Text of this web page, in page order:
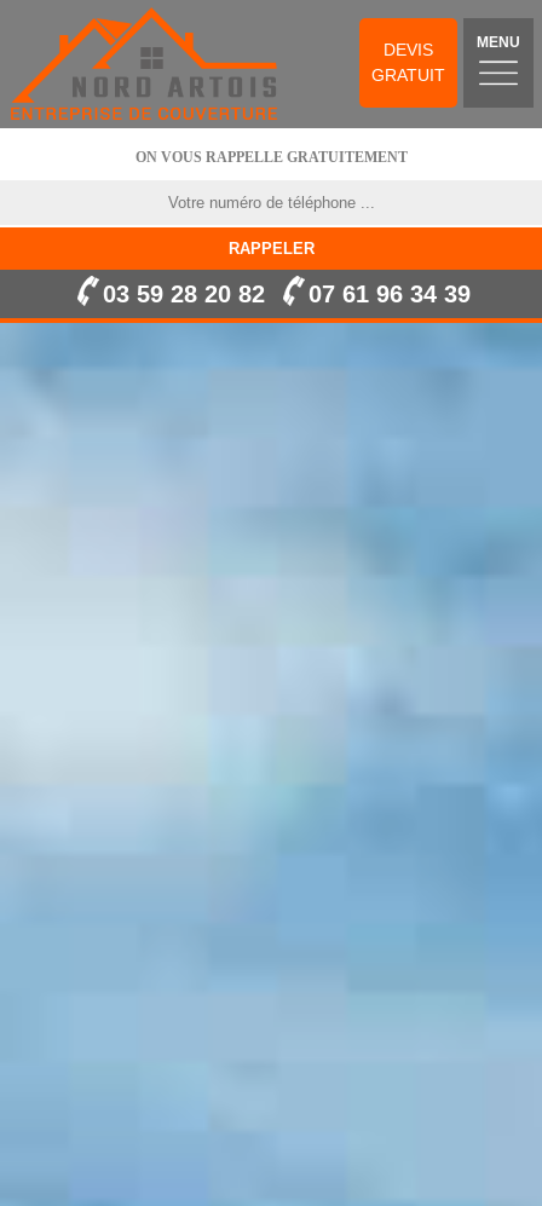
DEVIS
GRATUIT
MENU
ON VOUS RAPPELLE GRATUITEMENT
03 59 28 20 82 07 61 96 34 39